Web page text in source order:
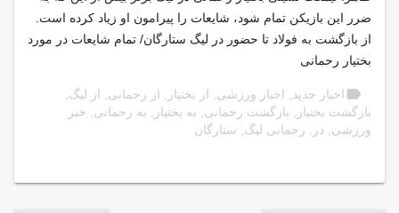
ضرر این بازیکن تمام شود، شایعات را پیرامون او زیاد کرده است.
از بازگشت به فولاد تا حضور در لیگ ستارگان/ تمام شایعات در مورد
بختیار رحمانی
label اخبار جدید اخبار ورزشی از بختیار از رحمانی از لیگ
بازگشت بختیار
بازگشت رحمانی به بختیار به رحمانی
خبر
ورزشی
در رحمانی لیگ ستارگان